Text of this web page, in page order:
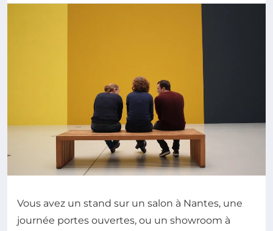
Vous avez un stand sur un salon à Nantes, une
journée portes ouvertes, ou un showroom à